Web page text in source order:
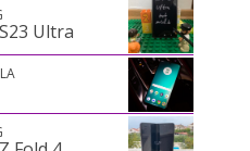
Ultra